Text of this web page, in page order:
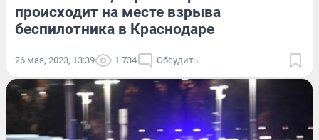
происходит на месте взрыва
беспилотника в Краснодаре
26 мая, 2023, 13:39 1 734 Обсудить